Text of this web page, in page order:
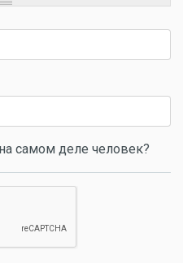
самом деле человек?